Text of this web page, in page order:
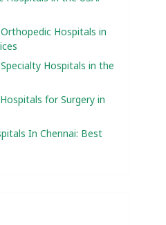
Hospitals in
Hospitals in the
for Surgery in
In Chennai: Best